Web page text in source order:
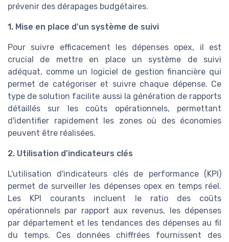
prévenir des dérapages budgétaires.
1. Mise en place d'un système de suivi
Pour suivre efficacement les dépenses opex, il est
crucial de mettre en place un système de suivi
adéquat, comme un logiciel de gestion financière qui
permet de catégoriser et suivre chaque dépense. Ce
type de solution facilite aussi la génération de rapports
détaillés sur les coûts opérationnels, permettant
d'identifier rapidement les zones où des économies
peuvent être réalisées.
2. Utilisation d'indicateurs clés
L'utilisation d'indicateurs clés de performance (KPI)
permet de surveiller les dépenses opex en temps réel.
Les KPI courants incluent le ratio des coûts
opérationnels par rapport aux revenus, les dépenses
par département et les tendances des dépenses au fil
du temps. Ces données chiffrées fournissent des